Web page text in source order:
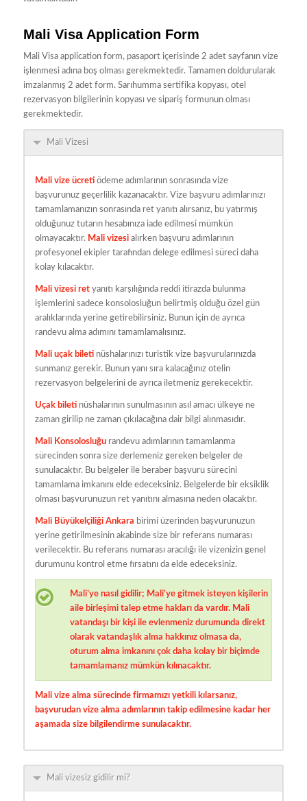
Mali Visa Application Form
Mali Visa application form, pasaport içerisinde 2 adet sayfanın vize
işlenmesi adına boş olması gerekmektedir. Tamamen doldurularak
imzalanmış 2 adet form. Sarıhumma sertifika kopyası, otel
rezervasyon bilgilerinin kopyası ve sipariş formunun olması
gerekmektedir.
Mali Vizesi
Mali vize ücretiödeme adımlarının sonrasında vize
başvurunuz geçerlilik kazanacaktır. Vize başvuru adımlarınızı
tamamlamanızın sonrasında ret yanıtı alırsanız, bu yatırmış
olduğunuz tutarın hesabınıza iade edilmesi mümkün
olmayacaktır. Mali vizesialırken başvuru adımlarının
profesyonel ekipler tarafından delege edilmesi süreci daha
kolay kılacaktır.
Mali vizesi retyanıtı karşılığında reddi itirazda bulunma
işlemlerini sadece konsolosluğun belirtmiş olduğu özel gün
aralıklarında yerine getirebilirsiniz. Bunun için de ayrıca
randevu alma adımını tamamlamalısınız.
Mali uçak biletinüshalarınızı turistik vize başvurularınızda
sunmanız gerekir. Bunun yanı sıra kalacağınız otelin
rezervasyon belgelerini de ayrıca iletmeniz gerekecektir.
Uçak biletinüshalarının sunulmasının asıl amacı ülkeye ne
zaman girilip ne zaman çıkılacağına dair bilgi alınmasıdır.
Mali Konsolosluğurandevu adımlarının tamamlanma
sürecinden sonra size derlemeniz gereken belgeler de
sunulacaktır. Bu belgeler ile beraber başvuru sürecini
tamamlama imkanını elde edeceksiniz. Belgelerde bir eksiklik
olması başvurunuzun ret yanıtını almasına neden olacaktır.
Mali Büyükelçiliği Ankara birimi üzerinden başvurunuzun
yerine getirilmesinin akabinde size bir referans numarası
verilecektir. Bu referans numarası aracılığı ile vizenizin genel
durumunu kontrol etme fırsatını da elde edeceksiniz.
Mali’ye nasıl gidilir; Mali’ye gitmek isteyen kişilerin
aile birleşimi talep etme hakları da vardır. Mali
vatandaşı bir kişi ile evlenmeniz durumunda direkt
olarak vatandaşlık alma hakkınız olmasa da,
oturum alma imkanını çok daha kolay bir biçimde
tamamlamanız mümkün kılınacaktır.
Mali vize alma sürecinde firmamızı yetkili kılarsanız,
başvurudan vize alma adımlarının takip edilmesine kadar her
aşamada size bilgilendirme sunulacaktır.
Mali vizesiz gidilir mi?